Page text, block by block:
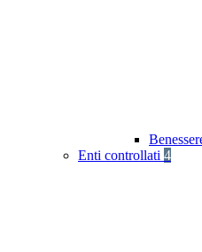
Enti controllati 4